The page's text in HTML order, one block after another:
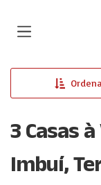
3 Casas
Imbuí,